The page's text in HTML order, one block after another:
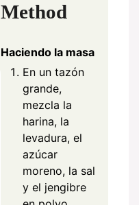
Method
Haciendo la masa
En un tazón
grande,
mezcla la
harina, la
levadura, el
azúcar
moreno, la sal
y el jengibre